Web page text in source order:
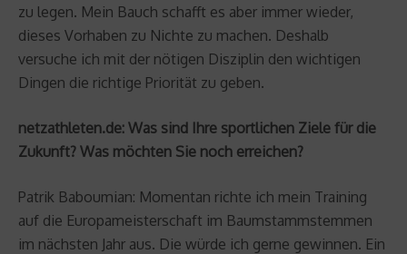
zu legen. Mein Bauch schafft es aber immer wieder,
dieses Vorhaben zu Nichte zu machen. Deshalb
versuche ich mit der nötigen Disziplin den wichtigen
Dingen die richtige Priorität zu geben.
netzathleten.de: Was sind Ihre sportlichen Ziele für die
Zukunft? Was möchten Sie noch erreichen?
Patrik Baboumian: Momentan richte ich mein Training
auf die Europameisterschaft im Baumstammstemmen
im nächsten Jahr aus. Die würde ich gerne gewinnen. Ein